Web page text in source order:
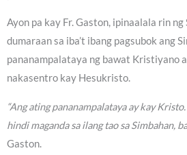
Ayon pa kay Fr. Gaston, ipinaalala rin ng
dumaraan sa iba’t ibang pagsubok ang
pananampalataya ng bawat Kristiyano
nakasentro kay Hesukristo.
“Ang ating pananampalataya ay kay
hindi maganda sa ilang tao sa Simbahan,
Gaston.